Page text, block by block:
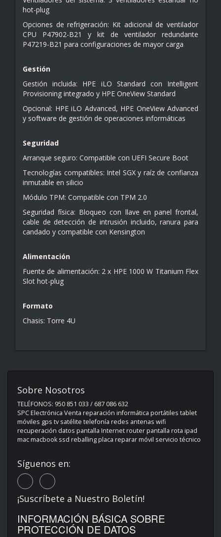
hot-plug
Opciones de refrigeración: Kit adicional de ventilador
CPU P47902-B21 y kit de ventilador redundante
P47219-B21 para configuraciones de mayor carga
Gestión
Gestión incluida: HPE iLO Standard con Intelligent
Provisioning integrado y HPE OneView Standard
Opcional: HPE iLO Advanced, HPE OneView Advanced
y software de gestión de operaciones informáticas
Seguridad
Arranque seguro: Compatible con UEFI Secure Boot
Tecnologías compatibles: Intel SGX y raíz de confianza
inmutable en silicio
Módulo TPM: Compatible con TPM 2.0
Seguridad física: Bloqueo con llave en panel frontal,
cable de detección de intrusión incluido, ranura para
candado y compatible con Kensington
Alimentación
Fuente de alimentación: 2 x HPE 1000 W Titanium Flex
Slot hot-plug
Formato
Chasis: Torre 4U
Sobre Nosotros
TELÉFONOS: 950 851 033 / 687 086 632
SPC Electrónica Venta reparación informática portátiles tablet
móviles gps tv satélite telefonía redes antenas wifi
recuperación datos pantalla Internet router pantalla rota ipad
mac macbook ssd reballing placa reparar móvil servicio técnico
Síguenos en:
¡Suscríbete a Nuestro Boletín!
INFORMACIÓN BÁSICA SOBRE
PROTECCIÓN DE DATOS